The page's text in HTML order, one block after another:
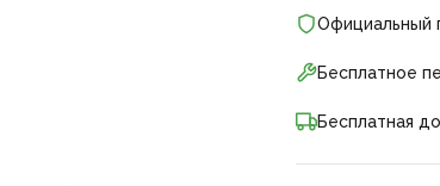
Официальный
Бесплатное
Бесплатная